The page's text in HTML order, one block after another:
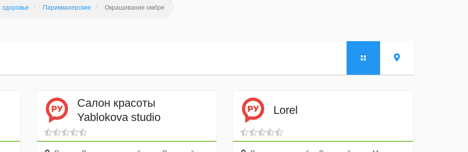
здоровье Парикмахерские Окрашивание омбре
Салон красоты
Yablokova studio
Lorel